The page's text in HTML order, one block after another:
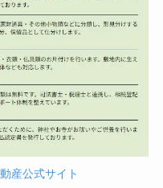
産公式サイト